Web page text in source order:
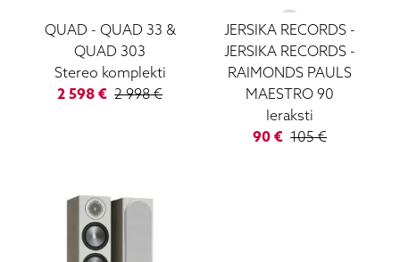
QUAD - QUAD 33 &
QUAD 303
Stereo komplekti
2 598 € 2 998€
JERSIKA RECORDS -
JERSIKA RECORDS -
RAIMONDS PAULS
MAESTRO 90
Ieraksti
90 € 105€